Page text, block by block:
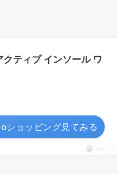
クティブ インソール ワ
ショッピング見てみる
ポチップ